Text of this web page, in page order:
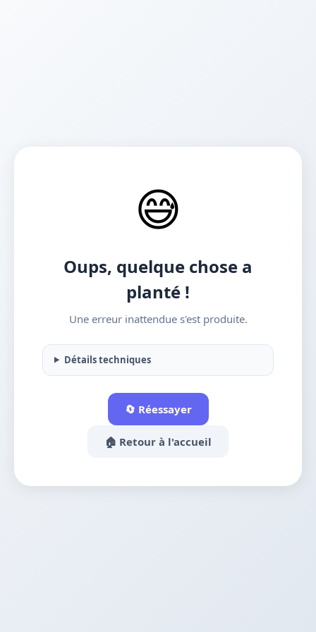
😅
Oups, quelque chose a
planté !
Une erreur inattendue s'est produite.
Détails techniques
🔄 Réessayer
🏠 Retour à l'accueil